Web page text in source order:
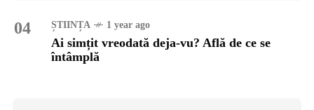
04 ȘTIINȚA 1 year ago
Ai simțit vreodată deja-vu? Află de ce se
întâmplă